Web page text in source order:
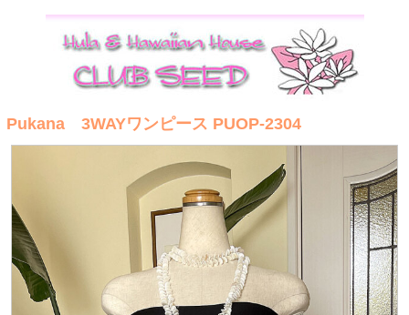
Pukana 3WAYワンピース PUOP-2304